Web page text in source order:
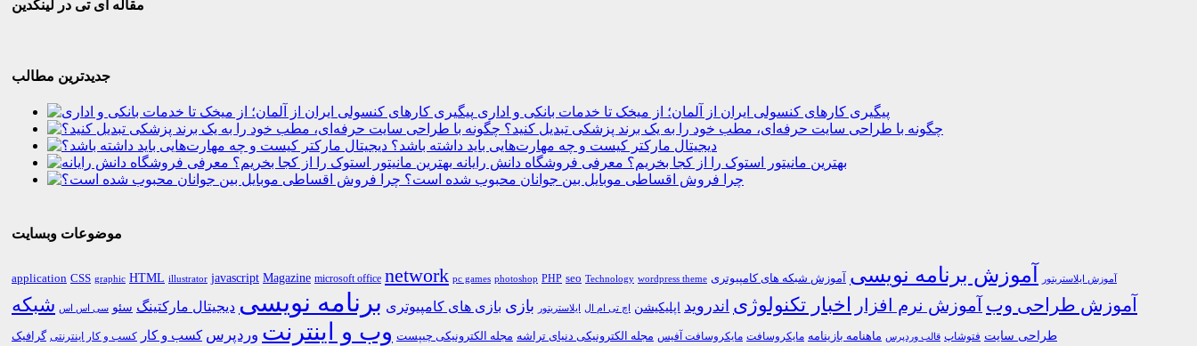
مقاله آی تی در لینکدین
جدیدترین مطالب
پیگیری کارهای کنسولی ایران از آلمان؛ از میخک تا خدمات بانکی و اداری
چگونه با طراحی سایت حرفه‌ای، مطب خود را به یک برند پزشکی تبدیل کنید؟
دیجیتال مارکتر کیست و چه مهارت‌هایی باید داشته باشد؟
بهترین مانیتور استوک را از کجا بخریم؟ معرفی فروشگاه دانش رایانه
چرا فروش اقساطی موبایل بین جوانان محبوب شده است؟
موضوعات وبسایت
application CSS graphic HTML illustrator javascript Magazine microsoft office network pc games photoshop PHP seo Technology wordpress theme آموزش ایلاستریتور آموزش برنامه نویسی آموزش شبکه های کامپیوتری
آموزش طراحی وب آموزش نرم افزار اخبار تکنولوژی اندروید اپلیکیشن اچ تی ام ال ایلاستریتور بازی بازی های کامپیوتری برنامه نویسی دیجیتال مارکتینگ سئو سی اس اس شبکه
طراحی سایت فتوشاپ قالب وردپرس ماهنامه بازینامه مایکروسافت مایکروسافت آفیس مجله الکترونیکی دنیای تراشه مجله الکترونیکی چیپست وب و اینترنت وردپرس کسب و کار کسب و کار اینترنتی گرافیک